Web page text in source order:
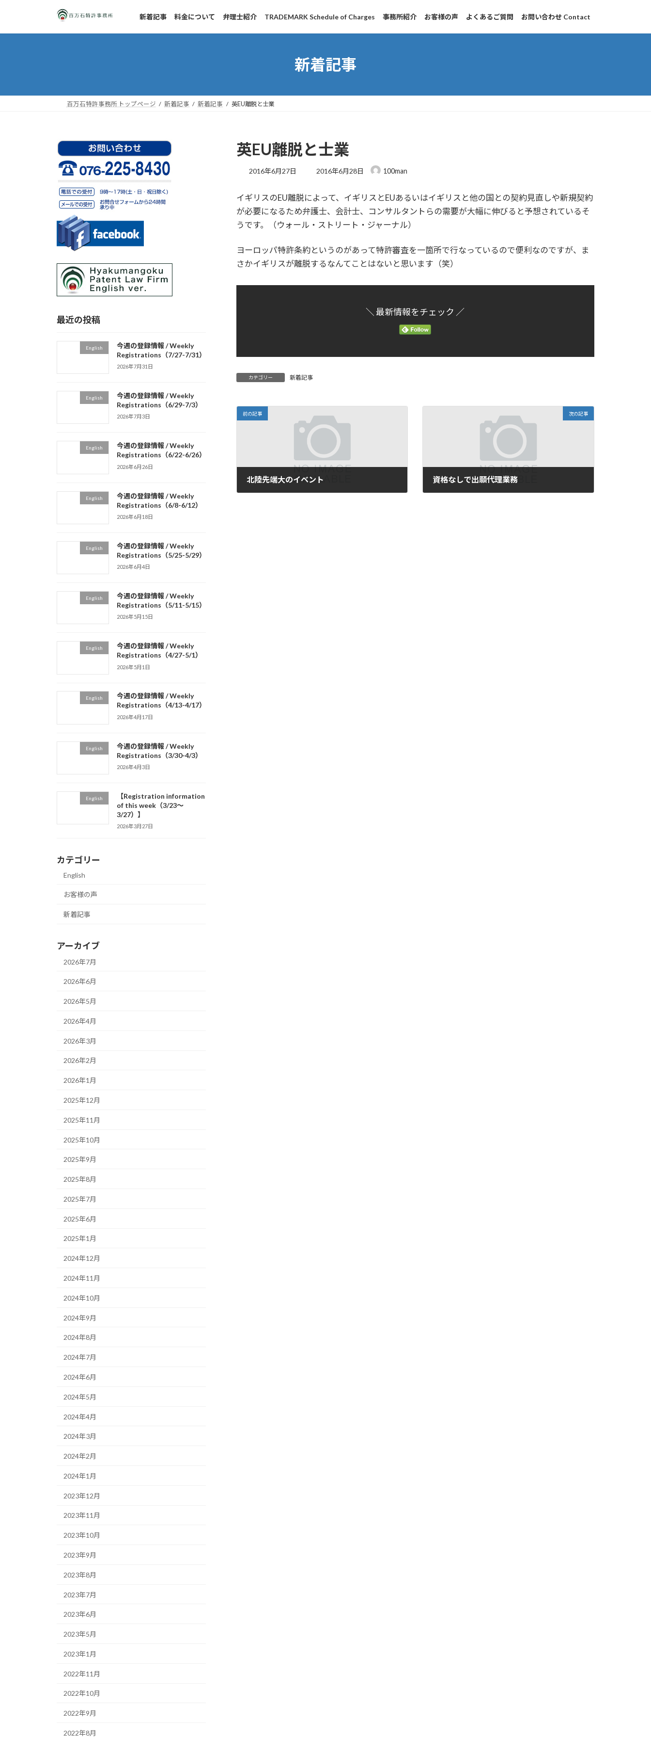
ッ
移
新着記事 料金について 弁理士紹介 TRADEMARK Schedule of Charges 事務所紹介 お客様の声 よくあるご質問 お問い合わせ Contact
新着記事
百万石特許事務所 トップページ 新着記事 新着記事 英EU離脱と士業
英EU離脱と士業
2016年6月27日
最
新
日
2016年6月28日 100man
イギリスのEU離脱によって、イギリスとEUあるいはイギリスと他の国との契約見直しや新規契約
が必要になるため弁護士、会計士、コンサルタントらの需要が大幅に伸びると予想されているそ
うです。（ウォール・ストリート・ジャーナル）
ヨーロッパ特許条約というのがあって特許審査を一箇所で行なっているので便利なのですが、ま
さかイギリスが離脱するなんてことはないと思います（笑）
＼ 最新情報をチェック ／
カテゴリー 新着記事
前の記事
北陸先端大のイベント
次の記事
資格なしで出願代理業務
最近の投稿
English
今週の登録情報 / Weekly
Registrations（7/27-7/31）
2026年7月31日
English
今週の登録情報 / Weekly
Registrations（6/29-7/3）
2026年7月3日
English
今週の登録情報 / Weekly
Registrations（6/22-6/26）
2026年6月26日
English
今週の登録情報 / Weekly
Registrations（6/8-6/12）
2026年6月18日
English
今週の登録情報 / Weekly
Registrations（5/25-5/29）
2026年6月4日
English
今週の登録情報 / Weekly
Registrations（5/11-5/15）
2026年5月15日
English
今週の登録情報 / Weekly
Registrations（4/27-5/1）
2026年5月1日
English
今週の登録情報 / Weekly
Registrations（4/13-4/17）
2026年4月17日
English
今週の登録情報 / Weekly
Registrations（3/30-4/3）
2026年4月3日
English
【Registration information
of this week（3/23～
3/27）】
2026年3月27日
カテゴリー
English
お客様の声
新着記事
アーカイブ
2026年7月
2026年6月
2026年5月
2026年4月
2026年3月
2026年2月
2026年1月
2025年12月
2025年11月
2025年10月
2025年9月
2025年8月
2025年7月
2025年6月
2025年1月
2024年12月
2024年11月
2024年10月
2024年9月
2024年8月
2024年7月
2024年6月
2024年5月
2024年4月
2024年3月
2024年2月
2024年1月
2023年12月
2023年11月
2023年10月
2023年9月
2023年8月
2023年7月
2023年6月
2023年5月
2023年1月
2022年11月
2022年10月
2022年9月
2022年8月